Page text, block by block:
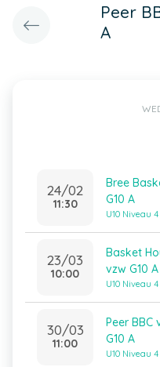
Peer
A
24/02
11:30
Bree
G10 A
U10 Niveau
23/03
10:00
Basket
vzw G10 A
U10 Niveau
30/03
11:00
Peer BBC
G10 A
U10 Niveau